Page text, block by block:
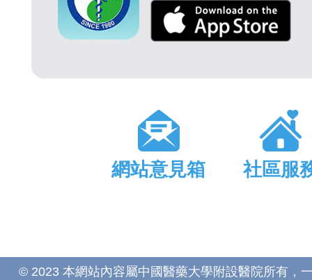
網站意見箱 社區服
© 2023 本網站內容屬中國醫藥大學附設醫院所有，